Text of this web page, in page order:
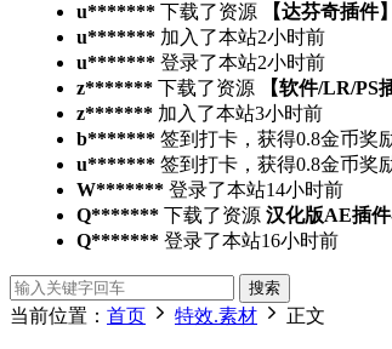
u******* 下载了资源 【达芬奇插件
u******* 加入了本站2小时前
u******* 登录了本站2小时前
z******* 下载了资源 【软件/LR/PS
z******* 加入了本站3小时前
b******* 签到打卡，获得0.8金币奖
u******* 签到打卡，获得0.8金币奖
W******* 登录了本站14小时前
Q******* 下载了资源 汉化版AE插
Q******* 登录了本站16小时前
搜索
当前位置： 首页 特效.素材 正文